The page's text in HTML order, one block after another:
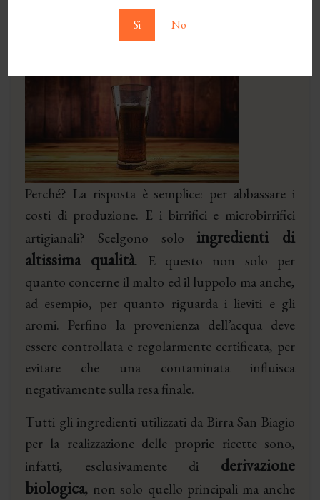
Si No
altri cerali meno costosi.
Perché? La risposta è semplice: per abbassare i
costi di produzione. E i birrifici e microbirrifici
artigianali? Scelgono solo ingredienti di
altissima qualità. E questo non solo per
quanto concerne il malto ed il luppolo ma anche,
ad esempio, per quanto riguarda i lieviti e gli
aromi. Perfino la provenienza dell’acqua deve
essere controllata e regolarmente certificata, per
evitare che una contaminata influisca
negativamente sulla resa finale.
Tutti gli ingredienti utilizzati da Birra San Biagio
per la realizzazione delle proprie ricette sono,
infatti, esclusivamente di derivazione
biologica, non solo quello principali ma anche